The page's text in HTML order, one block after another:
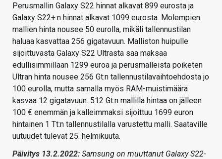
Perusmallin Galaxy S22 hinnat alkavat 899 eurosta ja
Galaxy S22+:n hinnat alkavat 1099 eurosta. Molempien
mallien hinta nousee 50 eurolla, mikäli tallennustilan
haluaa kasvattaa 256 gigatavuun. Malliston huipulle
sijoittuvasta Galaxy S22 Ultrasta saa maksaa
edullisimmillaan 1299 euroa ja perusmalleista poiketen
Ultran hinta nousee 256 Gt:n tallennustilavaihtoehdosta jo
100 eurolla, mutta samalla myös RAM-muistimäärä
kasvaa 12 gigatavuun. 512 Gt:n mallilla hintaa on jälleen
100 € enemmän ja kalleimmaksi sijoittuu 1699 euron
hintainen 1 Tt:n tallennustilalla varustettu malli. Saataville
uutuudet tulevat 25. helmikuuta.
Päivitys 13.2.2022: Samsung on muuttanut Galaxy S22-